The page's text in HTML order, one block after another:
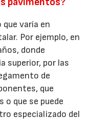
varía en
Por ejemplo, en
donde
superior, por las
de
que
que se puede
especializado del